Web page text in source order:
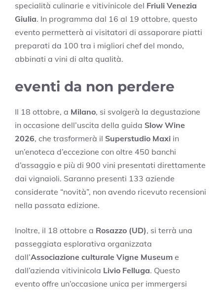
specialità culinarie e vitivinicole del Friuli Venezia
Giulia. In programma dal 16 al 19 ottobre, questo
evento permetterà ai visitatori di assaporare piatti
preparati da 100 tra i migliori chef del mondo,
abbinati a vini di alta qualità.
eventi da non perdere
Il 18 ottobre, a Milano, si svolgerà la degustazione
in occasione dell’uscita della guida Slow Wine
2026, che trasformerà il Superstudio Maxi in
un’enoteca d’eccezione con oltre 450 banchi
d’assaggio e più di 900 vini presentati direttamente
dai vignaioli. Saranno presenti 133 aziende
considerate “novità”, non avendo ricevuto recensioni
nella passata edizione.
Inoltre, il 18 ottobre a Rosazzo (UD), si terrà una
passeggiata esplorativa organizzata
dall’Associazione culturale Vigne Museum e
dall’azienda vitivinicola Livio Felluga. Questo
evento offre un’occasione unica per immergersi